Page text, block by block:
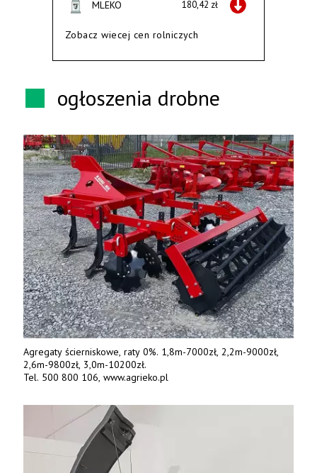
MLEKO 180,42 zł
Zobacz wiecej cen rolniczych
ogłoszenia drobne
Agregaty ścierniskowe, raty 0%. 1,8m-7000zł, 2,2m-9000zł,
2,6m-9800zł, 3,0m-10200zł.
Tel. 500 800 106, www.agrieko.pl